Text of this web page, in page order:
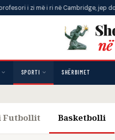
i ri në Cambridge, jep dorëheqjen
SPORTI SHËRBIMET
Futbollit Basketbolli